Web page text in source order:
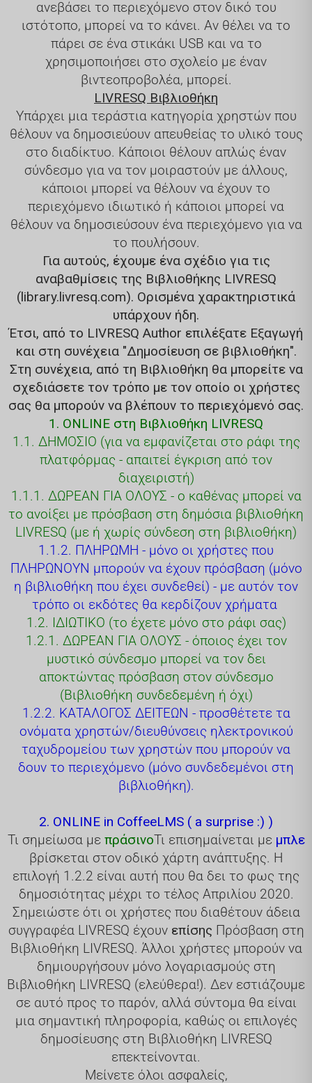
ανεβάσει το περιεχόμενο στον δικό του
ιστότοπο, μπορεί να το κάνει. Αν θέλει να το
πάρει σε ένα στικάκι USB και να το
χρησιμοποιήσει στο σχολείο με έναν
βιντεοπροβολέα, μπορεί.
LIVRESQ Βιβλιοθήκη
Υπάρχει μια τεράστια κατηγορία χρηστών που
θέλουν να δημοσιεύουν απευθείας το υλικό τους
στο διαδίκτυο. Κάποιοι θέλουν απλώς έναν
σύνδεσμο για να τον μοιραστούν με άλλους,
κάποιοι μπορεί να θέλουν να έχουν το
περιεχόμενο ιδιωτικό ή κάποιοι μπορεί να
θέλουν να δημοσιεύσουν ένα περιεχόμενο για να
το πουλήσουν.
Για αυτούς, έχουμε ένα σχέδιο για τις
αναβαθμίσεις της Βιβλιοθήκης LIVRESQ
(library.livresq.com). Ορισμένα χαρακτηριστικά
υπάρχουν ήδη.
Έτσι, από το LIVRESQ Author επιλέξατε Εξαγωγή
και στη συνέχεια "Δημοσίευση σε βιβλιοθήκη".
Στη συνέχεια, από τη Βιβλιοθήκη θα μπορείτε να
σχεδιάσετε τον τρόπο με τον οποίο οι χρήστες
σας θα μπορούν να βλέπουν το περιεχόμενό σας.
1. ONLINE στη Βιβλιοθήκη LIVRESQ
1.1. ΔΗΜΟΣΙΟ (για να εμφανίζεται στο ράφι της
πλατφόρμας - απαιτεί έγκριση από τον
διαχειριστή)
1.1.1. ΔΩΡΕΑΝ ΓΙΑ ΟΛΟΥΣ - ο καθένας μπορεί να
το ανοίξει με πρόσβαση στη δημόσια βιβλιοθήκη
LIVRESQ (με ή χωρίς σύνδεση στη βιβλιοθήκη)
1.1.2. ΠΛΗΡΩΜΗ - μόνο οι χρήστες που
ΠΛΗΡΩΝΟΥΝ μπορούν να έχουν πρόσβαση (μόνο
η βιβλιοθήκη που έχει συνδεθεί) - με αυτόν τον
τρόπο οι εκδότες θα κερδίζουν χρήματα
1.2. ΙΔΙΩΤΙΚΟ (το έχετε μόνο στο ράφι σας)
1.2.1. ΔΩΡΕΑΝ ΓΙΑ ΟΛΟΥΣ - όποιος έχει τον
μυστικό σύνδεσμο μπορεί να τον δει
αποκτώντας πρόσβαση στον σύνδεσμο
(Βιβλιοθήκη συνδεδεμένη ή όχι)
1.2.2. ΚΑΤΑΛΟΓΟΣ ΔΕΙΤΕΩΝ - προσθέτετε τα
ονόματα χρηστών/διευθύνσεις ηλεκτρονικού
ταχυδρομείου των χρηστών που μπορούν να
δουν το περιεχόμενο (μόνο συνδεδεμένοι στη
βιβλιοθήκη).
2. ONLINE in CoffeeLMS ( a surprise :) )
Τι σημείωσα με πράσινοΤι επισημαίνεται με μπλε
βρίσκεται στον οδικό χάρτη ανάπτυξης. Η
επιλογή 1.2.2 είναι αυτή που θα δει το φως της
δημοσιότητας μέχρι το τέλος Απριλίου 2020.
Σημειώστε ότι οι χρήστες που διαθέτουν άδεια
συγγραφέα LIVRESQ έχουν επίσης Πρόσβαση στη
Βιβλιοθήκη LIVRESQ. Άλλοι χρήστες μπορούν να
δημιουργήσουν μόνο λογαριασμούς στη
Βιβλιοθήκη LIVRESQ (ελεύθερα!). Δεν εστιάζουμε
σε αυτό προς το παρόν, αλλά σύντομα θα είναι
μια σημαντική πληροφορία, καθώς οι επιλογές
δημοσίευσης στη Βιβλιοθήκη LIVRESQ
επεκτείνονται.
Μείνετε όλοι ασφαλείς,